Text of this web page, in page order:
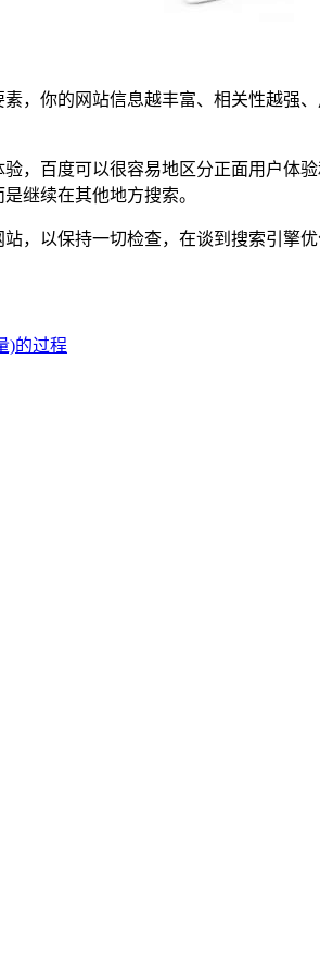
你的网站信息越丰富、相关性越强、
百度可以很容易地区分正面用户体
继续在其他地方搜索。
以保持一切检查，在谈到搜索引擎优
)的过程